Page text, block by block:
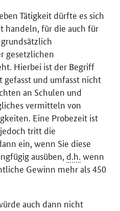
Tätigkeit dürfte es sich
handeln, für die auch für
gesetzlichen
Hierbei ist der Begriff
und umfasst nicht
an Schulen und
vermitteln von
Eine Probezeit ist
tritt die
ein, wenn Sie diese
ausüben, d.h. wenn
Gewinn mehr als 450
auch dann nicht